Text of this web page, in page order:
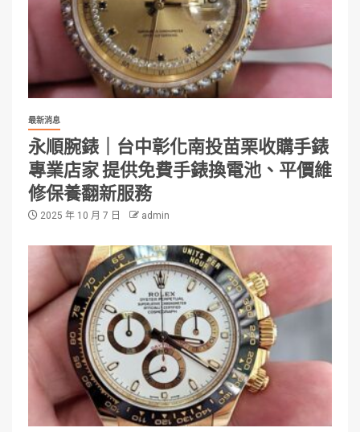
最新消息
永順腕錶｜台中彰化南投苗栗收購手錶
專業店家 提供免費手錶換電池、平價維
修保養翻新服務
2025 年 10 月 7 日 admin